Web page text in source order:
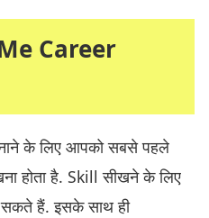
Career
के लिए आपको सबसे पहले
होता है. Skill सीखने के लिए
हैं. इसके साथ ही